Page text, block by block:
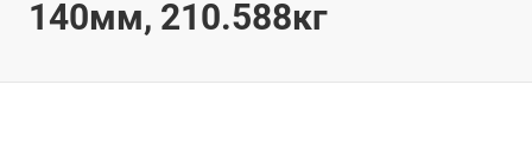
140мм, 210.588кг